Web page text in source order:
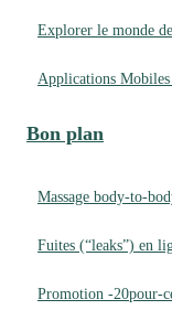
Explorer le monde
Applications Mobiles
Bon plan
Massage body-to-
Fuites (“leaks”) en
Promotion -20pour-